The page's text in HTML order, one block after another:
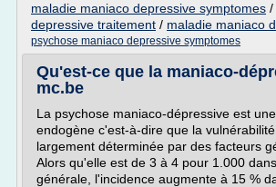
maladie maniaco depressive symptomes /
depressive traitement / maladie maniaco
psychose maniaco depressive symptomes
Qu'est-ce que la maniaco-
mc.be
La psychose maniaco-dépressive est
endogène c'est-à-dire que la
largement déterminée par des facteurs
Alors qu'elle est de 3 à 4 pour 1.000
générale, l'incidence augmente à 15 %